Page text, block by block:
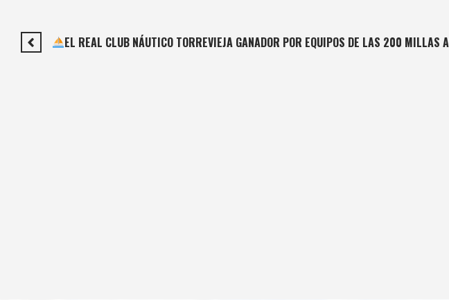
EL REAL CLUB NÁUTICO TORREVIEJA GANADOR POR EQUIPOS DE LAS 200 MILLAS